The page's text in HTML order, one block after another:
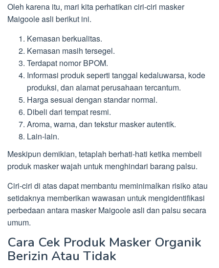
Oleh karena itu, mari kita perhatikan ciri-ciri masker
Maigoole asli berikut ini.
Kemasan berkualitas.
Kemasan masih tersegel.
Terdapat nomor BPOM.
Informasi produk seperti tanggal kedaluwarsa, kode
produksi, dan alamat perusahaan tercantum.
Harga sesuai dengan standar normal.
Dibeli dari tempat resmi.
Aroma, warna, dan tekstur masker autentik.
Lain-lain.
Meskipun demikian, tetaplah berhati-hati ketika membeli
produk masker wajah untuk menghindari barang palsu.
Ciri-ciri di atas dapat membantu meminimalkan risiko atau
setidaknya memberikan wawasan untuk mengidentifikasi
perbedaan antara masker Maigoole asli dan palsu secara
umum.
Cara Cek Produk Masker Organik
Berizin Atau Tidak